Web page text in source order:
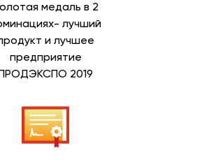
медаль в 2
лучший
и лучшее
предприятие
2019